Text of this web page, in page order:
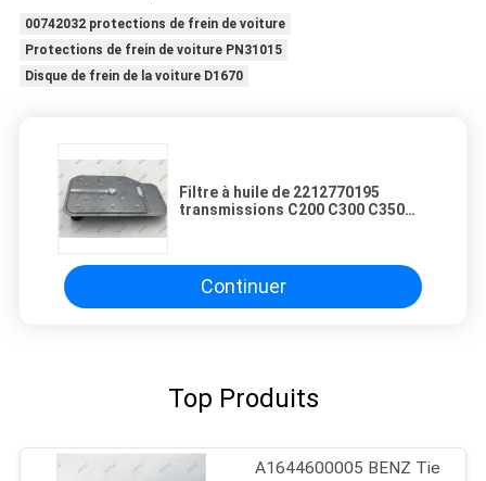
00742032 protections de frein de voiture
Protections de frein de voiture PN31015
Disque de frein de la voiture D1670
Filtre à huile de 2212770195
transmissions C200 C300 C350
Continuer
Top Produits
A1644600005 BENZ Tie